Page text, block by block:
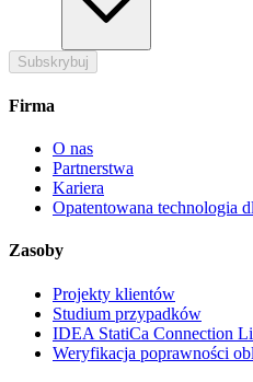
Subskrybuj
Firma
O nas
Partnerstwa
Kariera
Opatentowana technologia
Zasoby
Projekty klientów
Studium przypadków
IDEA StatiCa Connection
Weryfikacja poprawności